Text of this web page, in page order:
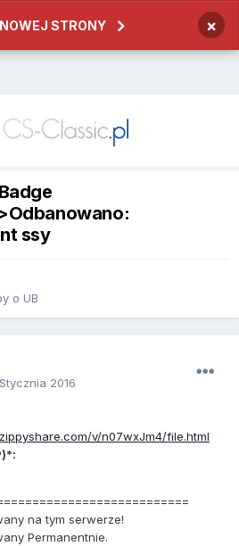
STRONY ×
ssy
o UB
2016
v/n07wxJm4/file.html
na tym serwerze!
Permanentnie.